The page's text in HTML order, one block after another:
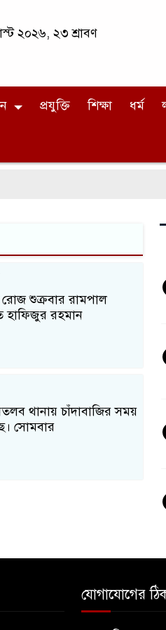
২০২৬, ২৩ শ্রাবণ
প্রযুক্তি শিক্ষা ধর্ম
রোজ শুক্রবার রামপাল
হাফিজুর রহমান
থানায় চাঁদাবাজির সময়
সোমবার
যোগাযোগের